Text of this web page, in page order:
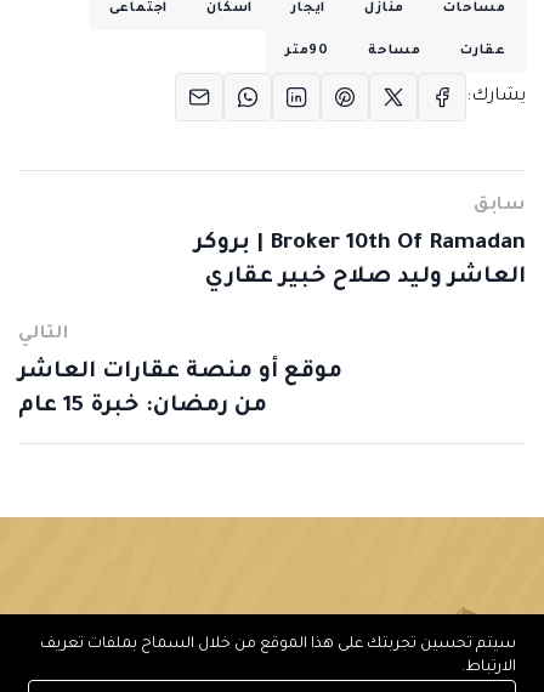
مساحات منازل ايجار اسكان اجتماعى
عقارت مساحة 90متر
يشارك:
سابق
Broker 10th Of Ramadan | بروكر
العاشر وليد صلاح خبير عقاري
التالي
موقع أو منصة عقارات العاشر
من رمضان: خبرة 15 عام
سيتم تحسين تجربتك على هذا الموقع من خلال السماح بملفات تعريف
الارتباط.